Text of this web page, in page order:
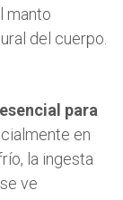
manto
del cuerpo.
para
en
la ingesta
ve